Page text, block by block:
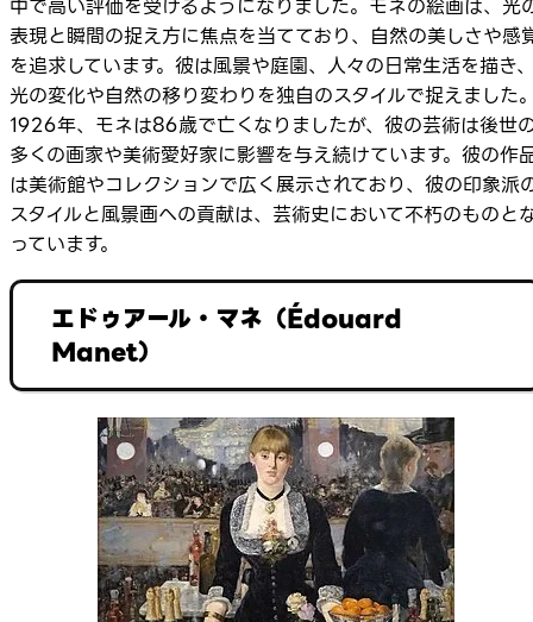
中で高い評価を受けるようになりました。モネの絵画は、光
表現と瞬間の捉え方に焦点を当てており、自然の美しさや感
を追求しています。彼は風景や庭園、人々の日常生活を描き
光の変化や自然の移り変わりを独自のスタイルで捉えました
1926年、モネは86歳で亡くなりましたが、彼の芸術は後世
多くの画家や美術愛好家に影響を与え続けています。彼の作
は美術館やコレクションで広く展示されており、彼の印象派
スタイルと風景画への貢献は、芸術史において不朽のものと
っています。
エドゥアール・マネ（Édouard
Manet）